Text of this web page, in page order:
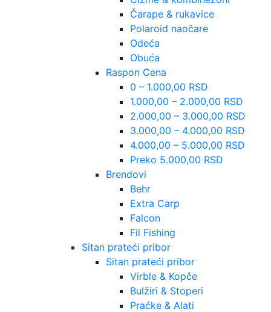
Čarape & rukavice
Polaroid naočare
Odeća
Obuća
Raspon Cena
0 – 1.000,00 RSD
1.000,00 – 2.000,00 RSD
2.000,00 – 3.000,00 RSD
3.000,00 – 4.000,00 RSD
4.000,00 – 5.000,00 RSD
Preko 5.000,00 RSD
Brendovi
Behr
Extra Carp
Falcon
Fil Fishing
Sitan prateći pribor
Sitan prateći pribor
Virble & Kopče
Bulžiri & Stoperi
Praćke & Alati